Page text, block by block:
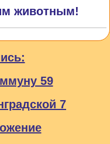
животным!
59
7